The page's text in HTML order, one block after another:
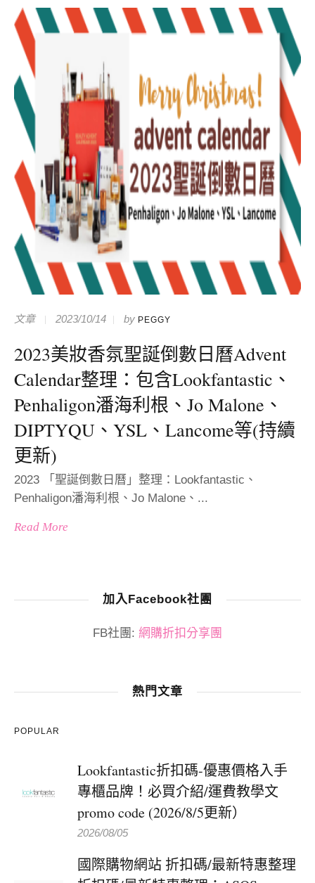
文章 2023/10/14 by PEGGY
2023美妝香氛聖誕倒數日曆Advent
Calendar整理：包含Lookfantastic、
Penhaligon潘海利根、Jo Malone、
DIPTYQU、YSL、Lancome等(持續
更新)
2023 「聖誕倒數日曆」整理：Lookfantastic、
Penhaligon潘海利根、Jo Malone、...
Read More
加入Facebook社團
FB社團: 網購折扣分享團
熱門文章
POPULAR
Lookfantastic折扣碼-優惠價格入手
專櫃品牌！必買介紹/運費教學文
promo code (2026/8/5更新）
2026/08/05
國際購物網站 折扣碼/最新特惠整理